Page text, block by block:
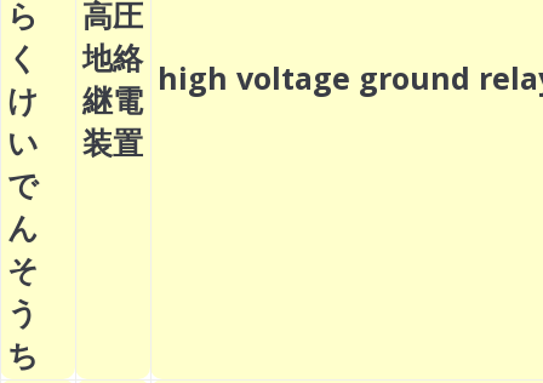
ら
く
け
い
で
ん
そ
う
ち
高圧
地絡
継電
装置
high voltage ground